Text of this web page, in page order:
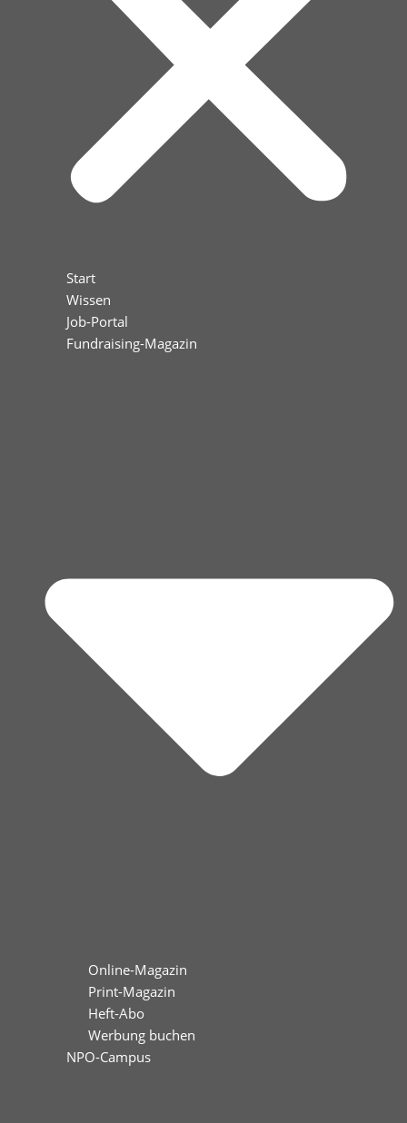
Start
Wissen
Job-Portal
Fundraising-Magazin
Online-Magazin
Print-Magazin
Heft-Abo
Werbung buchen
NPO-Campus